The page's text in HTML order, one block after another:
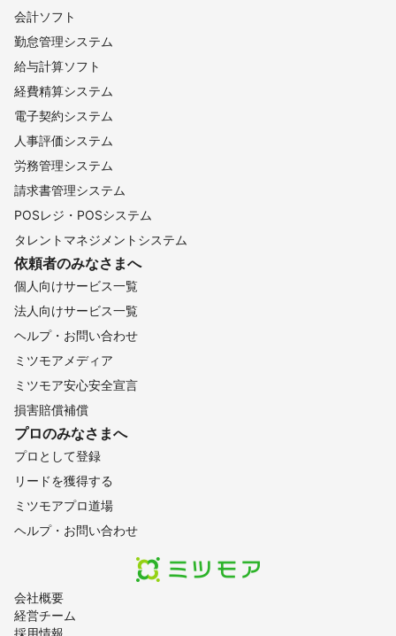
会社概要
経営チーム
採用情報
会計ソフト
勤怠管理システム
給与計算ソフト
経費精算システム
電子契約システム
人事評価システム
労務管理システム
請求書管理システム
POSレジ・POSシステム
タレントマネジメントシステム
依頼者のみなさまへ
個人向けサービス一覧
法人向けサービス一覧
ヘルプ・お問い合わせ
ミツモアメディア
ミツモア安心安全宣言
損害賠償補償
プロのみなさまへ
プロとして登録
リードを獲得する
ミツモアプロ道場
ヘルプ・お問い合わせ